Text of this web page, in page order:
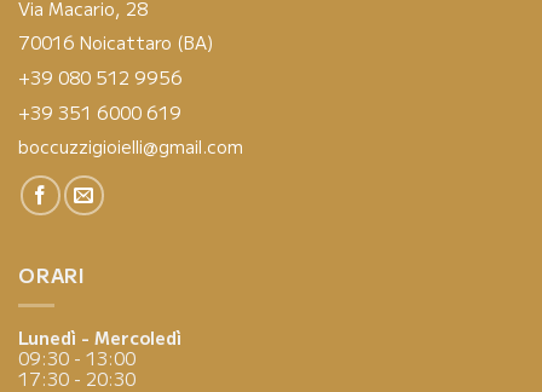
Via Macario, 28
70016 Noicattaro (BA)
+39 080 512 9956
+39 351 6000 619
boccuzzigioielli@gmail.com
ORARI
Lunedì - Mercoledì
09:30 - 13:00
17:30 - 20:30